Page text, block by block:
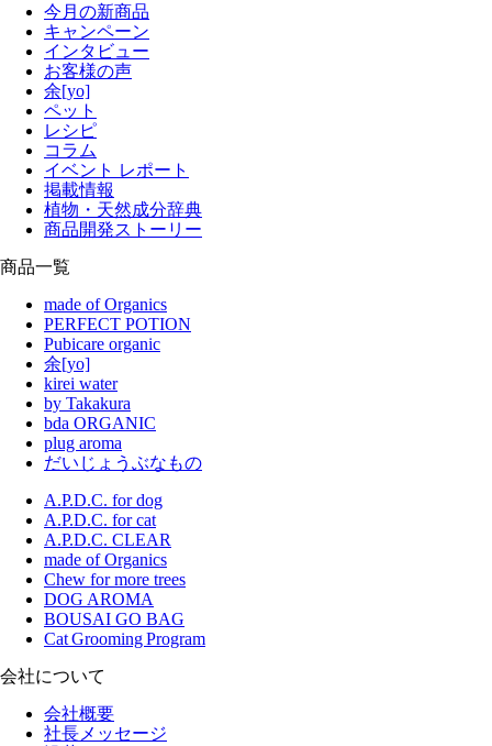
今月の新商品
キャンペーン
インタビュー
お客様の声
余[yo]
ペット
レシピ
コラム
イベント レポート
掲載情報
植物・天然成分辞典
商品開発ストーリー
商品一覧
made of Organics
PERFECT POTION
Pubicare organic
余[yo]
kirei water
by Takakura
bda ORGANIC
plug aroma
だいじょうぶなもの
A.P.D.C. for dog
A.P.D.C. for cat
A.P.D.C. CLEAR
made of Organics
Chew for more trees
DOG AROMA
BOUSAI GO BAG
Cat Grooming Program
会社について
会社概要
社長メッセージ